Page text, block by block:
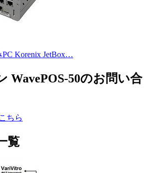
Korenix JetBox…
WavePOS-50のお問い合
覧